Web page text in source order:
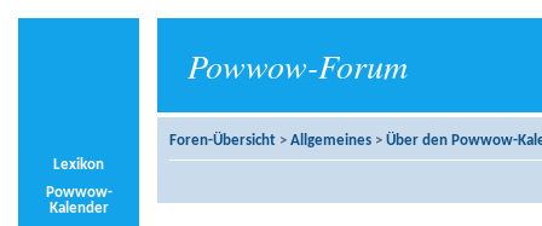
Powwow-Forum
Lexikon
Powwow-
Kalender
Foren-Übersicht > Allgemeines > Über den Powwow-